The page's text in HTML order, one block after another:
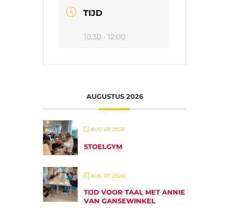
TIJD
10:30 - 12:00
AUGUSTUS 2026
AUG 07 2026
STOELGYM
AUG 07 2026
TIJD VOOR TAAL MET ANNIE
VAN GANSEWINKEL